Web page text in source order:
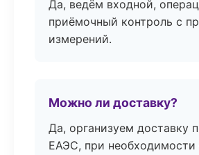
Да, ведём входной,
приёмочный контроль с
измерений.
Можно ли доставку?
Да, организуем доставку
ЕАЭС, при